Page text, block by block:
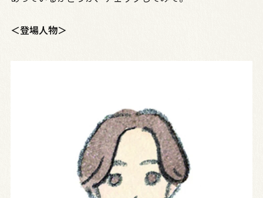
＜登場人物＞